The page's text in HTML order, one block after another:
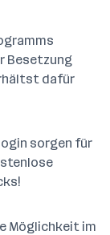
Besetzung
dafür
sorgen für
Möglichkeit im